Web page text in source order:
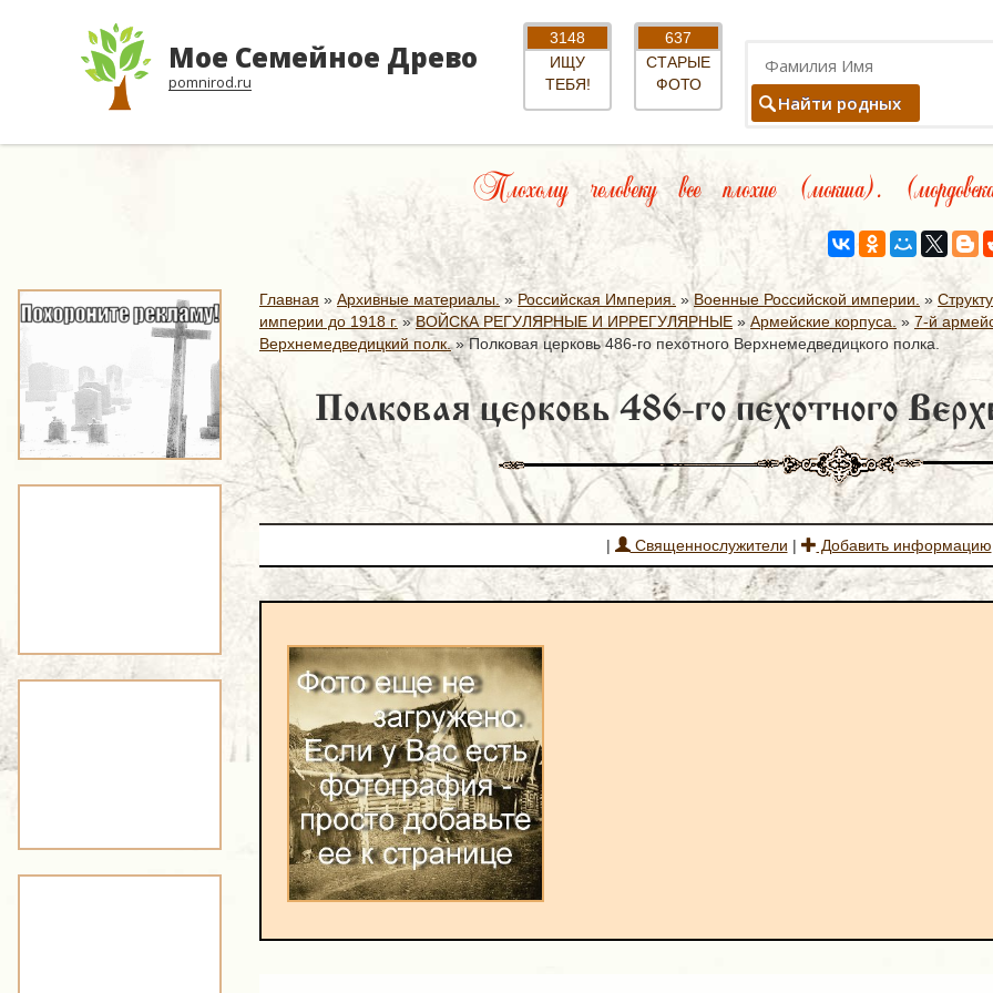
Мое Семейное Древо
pomnirod.ru
3148
ИЩУ
ТЕБЯ!
637
СТАРЫЕ
ФОТО
Найти родных
Плохому человеку все плохие (мокша).
Главная » Архивные материалы. »Российская Империя. »Военные Российской империи. »
империи до 1918 г.»ВОЙСКА РЕГУЛЯРНЫЕ И ИРРЕГУЛЯРНЫЕ » Армейские корпуса. » 7-й
Верхнемедведицкий полк.»Полковая церковь 486-го пехотного Верхнемедведицкого полка.
Полковая церковь 486-го пехотного
| Священнослужители | Добавить информацию